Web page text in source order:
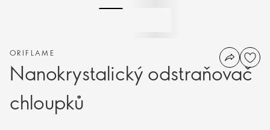
ORIFLAME
Nanokrystalický odstraňovač
chloupků